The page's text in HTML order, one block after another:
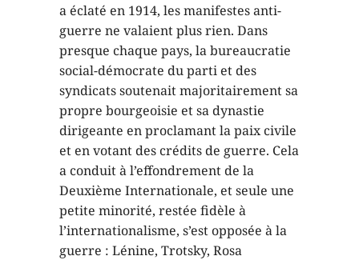
a éclaté en 1914, les manifestes anti-
guerre ne valaient plus rien. Dans
presque chaque pays, la bureaucratie
social-démocrate du parti et des
syndicats soutenait majoritairement sa
propre bourgeoisie et sa dynastie
dirigeante en proclamant la paix civile
et en votant des crédits de guerre. Cela
a conduit à l’effondrement de la
Deuxième Internationale, et seule une
petite minorité, restée fidèle à
l’internationalisme, s’est opposée à la
guerre : Lénine, Trotsky, Rosa